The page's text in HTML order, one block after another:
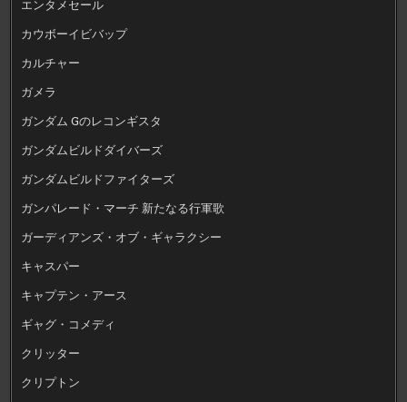
エンタメセール
カウボーイビバップ
カルチャー
ガメラ
ガンダム Gのレコンギスタ
ガンダムビルドダイバーズ
ガンダムビルドファイターズ
ガンパレード・マーチ 新たなる行軍歌
ガーディアンズ・オブ・ギャラクシー
キャスパー
キャプテン・アース
ギャグ・コメディ
クリッター
クリプトン